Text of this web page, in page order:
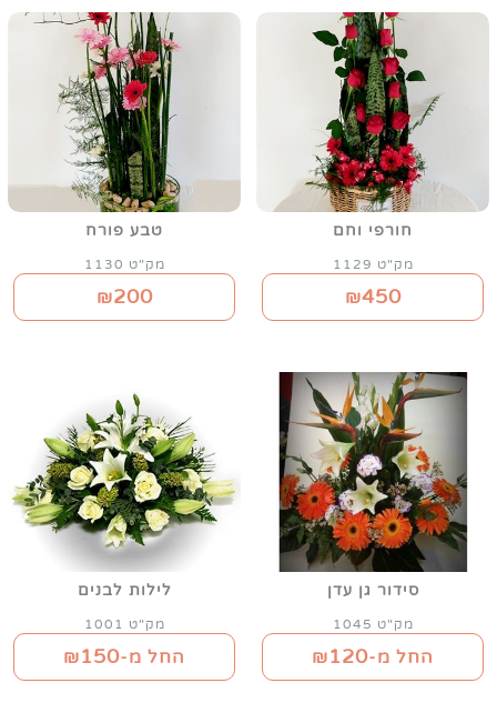
חורפי וחם
מק"ט 1129
₪450
טבע פורח
מק"ט 1130
₪200
סידור גן עדן
מק"ט 1045
החל מ-₪120
לילות לבנים
מק"ט 1001
החל מ-₪150